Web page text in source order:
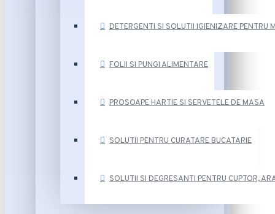
DETERGENTI SI SOLUTII IGIENIZARE PENTRU
FOLII SI PUNGI ALIMENTARE
PROSOAPE HARTIE SI SERVETELE DE MASA
SOLUTII PENTRU CURATARE BUCATARIE
SOLUTII SI DEGRESANTI PENTRU CUPTOR,